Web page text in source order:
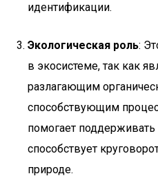
идентификации.
Экологическая роль:
в экосистеме, так как
разлагающим
способствующим
помогает
способствует
природе.